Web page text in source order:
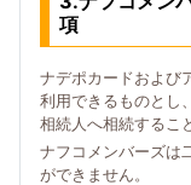
項
ナデポカードおよび
利用できるものとし
相続人へ相続するこ
ナフコメンバーズは
ができません。